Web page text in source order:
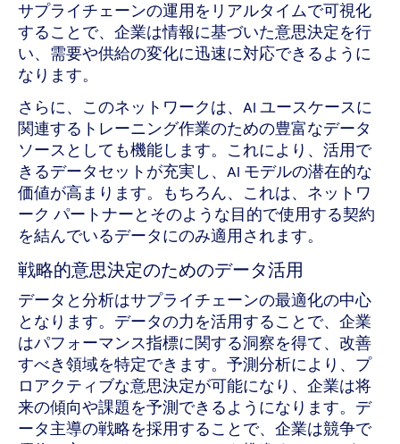
サプライチェーンの運用をリアルタイムで可視化
することで、企業は情報に基づいた意思決定を行
い、需要や供給の変化に迅速に対応できるように
なります。
さらに、このネットワークは、AI ユースケースに
関連するトレーニング作業のための豊富なデータ
ソースとしても機能します。これにより、活用で
きるデータセットが充実し、AI モデルの潜在的な
価値が高まります。もちろん、これは、ネットワ
ーク パートナーとそのような目的で使用する契約
を結んでいるデータにのみ適用されます。
戦略的意思決定のためのデータ活用
データと分析はサプライチェーンの最適化の中心
となります。データの力を活用することで、企業
はパフォーマンス指標に関する洞察を得て、改善
すべき領域を特定できます。予測分析により、プ
ロアクティブな意思決定が可能になり、企業は将
来の傾向や課題を予測できるようになります。デ
ータ主導の戦略を採用することで、企業は競争で